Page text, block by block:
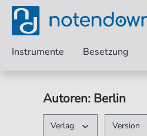
Instrumente Besetzung
Autoren: Berlin
Verlag Version